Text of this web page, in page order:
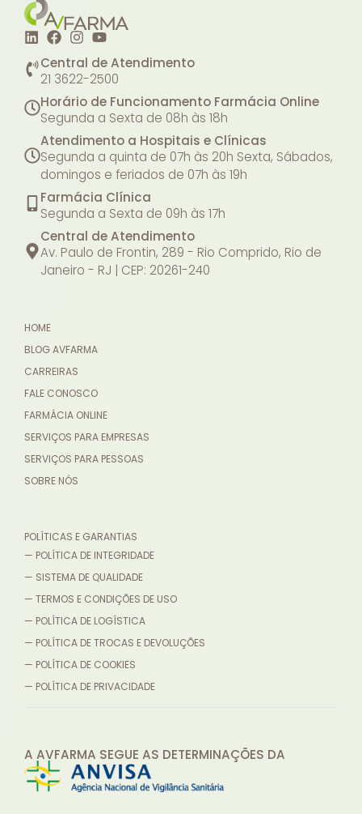
Central de Atendimento
21 3622-2500
Horário de Funcionamento Farmácia Online
Segunda a Sexta de 08h às 18h
Atendimento a Hospitais e Clínicas
Segunda a quinta de 07h às 20h Sexta, Sábados,
domingos e feriados de 07h às 19h
Farmácia Clínica
Segunda a Sexta de 09h às 17h
Central de Atendimento
Av. Paulo de Frontin, 289 - Rio Comprido, Rio de
Janeiro - RJ | CEP: 20261-240
HOME
BLOG AVFARMA
CARREIRAS
FALE CONOSCO
FARMÁCIA ONLINE
SERVIÇOS PARA EMPRESAS
SERVIÇOS PARA PESSOAS
SOBRE NÓS
POLÍTICAS E GARANTIAS
— POLÍTICA DE INTEGRIDADE
— SISTEMA DE QUALIDADE
— TERMOS E CONDIÇÕES DE USO
— POLÍTICA DE LOGÍSTICA
— POLÍTICA DE TROCAS E DEVOLUÇÕES
— POLÍTICA DE COOKIES
— POLÍTICA DE PRIVACIDADE
A AVFARMA SEGUE AS DETERMINAÇÕES DA